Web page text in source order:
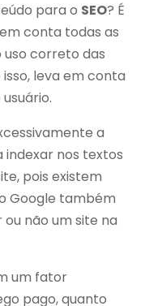
para o SEO? É
conta todas as
correto das
leva em conta
a
nos textos
pois existem
Google também
não um site na
um fator
pago, quanto